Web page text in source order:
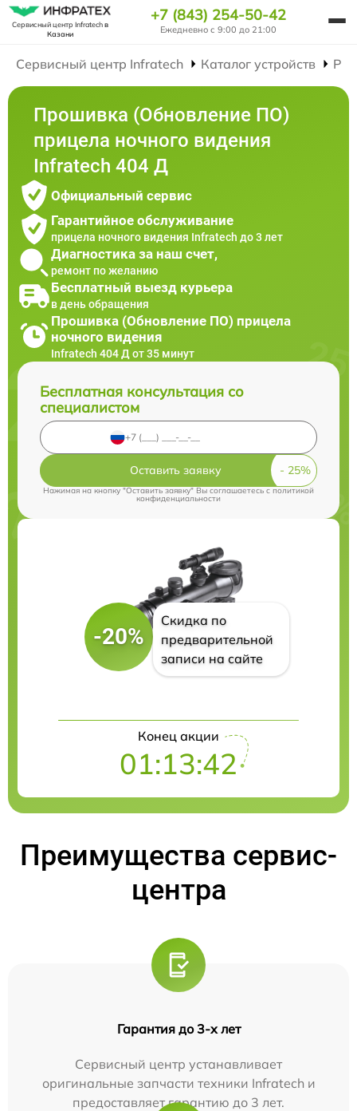
Сервисный центр Infratechв
Казани
+7 (843) 254-50-42
Ежедневно с 9:00 до 21:00
Сервисный центр Infratech Каталог устройств
Прошивка (Обновление ПО)
прицела ночного видения
Infratech 404 Д
Официальный сервис
Гарантийное обслуживание
прицела ночного видения Infratech до 3 лет
Диагностика за наш счет,
ремонт по желанию
Бесплатный выезд курьера
в день обращения
Прошивка (Обновление ПО) прицела
ночного видения
Infratech 404 Д от 35 минут
Бесплатная консультация со
специалистом
Оставить заявку
Нажимая на кнопку "Оставить заявку" Вы соглашаетесь cполитикой
конфиденциальности
-20%
Скидка по
предварительной
записи на сайте
Конец акции
01:13:42
Преимущества сервис-
центра
Гарантия до 3-х лет
Сервисный центр устанавливает
оригинальные запчасти техники Infratech и
предоставляет гарантию до 3 лет.